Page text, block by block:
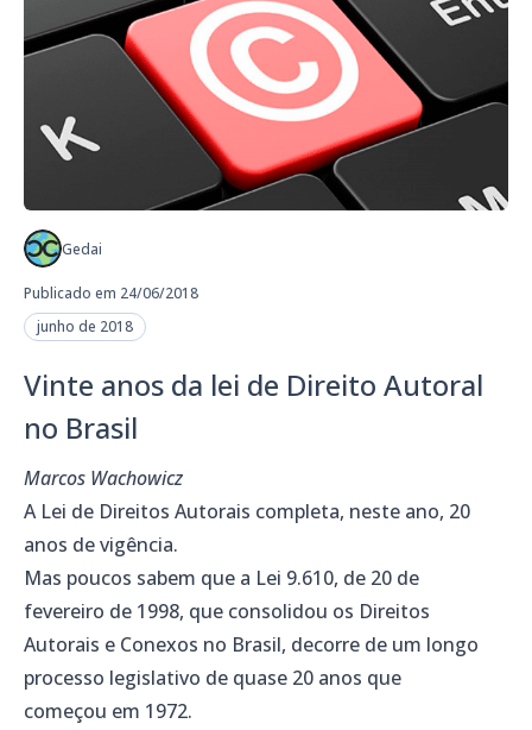
Gedai
Publicado em 24/06/2018
junho de 2018
Vinte anos da lei de Direito Autoral
no Brasil
Marcos Wachowicz
A Lei de Direitos Autorais completa, neste ano, 20
anos de vigência.
Mas poucos sabem que a Lei 9.610, de 20 de
fevereiro de 1998, que consolidou os Direitos
Autorais e Conexos no Brasil, decorre de um longo
processo legislativo de quase 20 anos que
começou em 1972.